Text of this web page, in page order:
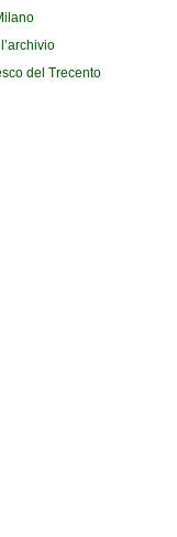
del Trecento